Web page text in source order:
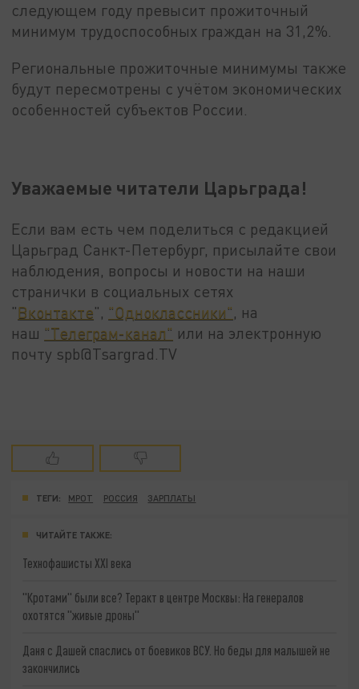
следующем году превысит прожиточный
минимум трудоспособных граждан на 31,2%.
Региональные прожиточные минимумы также
будут пересмотрены с учётом экономических
особенностей субъектов России.
Уважаемые читатели Царьграда!
Если вам есть чем поделиться с редакцией
Царьград Санкт-Петербург, присылайте свои
наблюдения, вопросы и новости на наши
странички в социальных сетях
"Вконтакте", "Одноклассники", на
наш "Телеграм-канал" или на электронную
почту spb@Tsargrad.TV
ТЕГИ: МРОТ РОССИЯ ЗАРПЛАТЫ
ЧИТАЙТЕ ТАКЖЕ:
Технофашисты XXI века
"Кротами" были все? Теракт в центре Москвы: На генералов
охотятся "живые дроны"
Даня с Дашей спаслись от боевиков ВСУ. Но беды для малышей не
закончились